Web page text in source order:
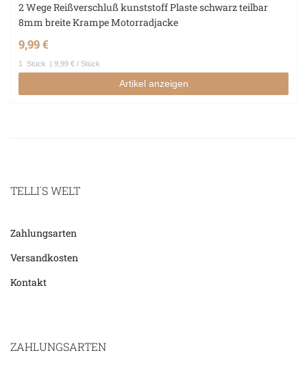
2 Wege Reißverschluß kunststoff Plaste schwarz teilbar
8mm breite Krampe Motorradjacke
9,99 €
1 Stück | 9,99 € / Stück
Artikel anzeigen
TELLI´S WELT
Zahlungsarten
Versandkosten
Kontakt
ZAHLUNGSARTEN